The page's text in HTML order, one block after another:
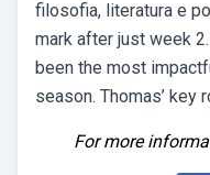
filosofia, literatura e
mark after just week
been the most
season. Thomas’ key
For more